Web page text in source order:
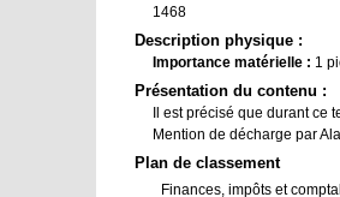
1468
Description physique :
Importance matérielle : 1
Présentation du contenu :
Il est précisé que durant ce
Mention de décharge par
Plan de classement
Finances, impôts et